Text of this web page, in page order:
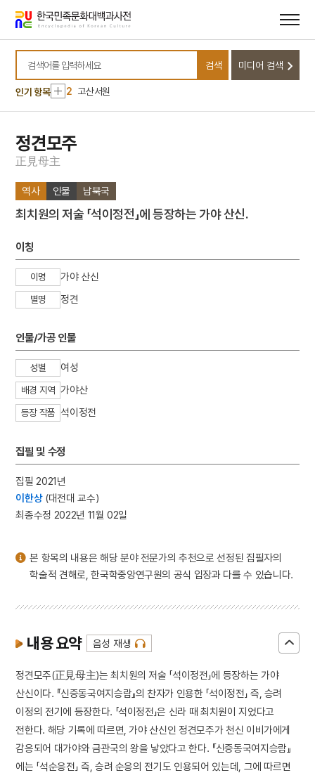
바로가기
바로가기
검색어를 입력하세요
검색 미디어 검색
인기 항목
10 운산광산
1 정운유
2 고산서원
3 북조선임시인민위원회
4
5
7
금성대군
8 생명파
10 운산광산
1
정운유
2 고산서원
4
5 주석
6 고려영화협회
7
금성대군
정견모주
正 見母主
역사 인물 남북국
최치원의 저술 「석이정전」에 등장하는 가야 산신.
이칭
이명 가야 산신
별명 정견
인물/가공 인물
성별 여성
배경 지역 가야산
등장 작품 석이정전
집필 및 수정
집필 2021년
이한상 (대전대 교수)
최종수정 2022년 11월 02일
본 항목의 내용은 해당 분야 전문가의 추천으로 선정된 집필자의
학술적 견해로, 한국학중앙연구원의 공식 입장과 다를 수 있습니다.
내용 요약 음성 재생
정견모주(正見母主)는 최치원의 저술 「석이정전」에 등장하는 가야
산신이다. 『신증동국여지승람』의 찬자가 인용한 「석이정전」 즉, 승려
이정의 전기에 등장한다. 「석이정전」은 신라 때 최치원이 지었다고
전한다. 해당 기록에 따르면, 가야 산신인 정견모주가 천신 이비가에게
감응되어 대가야와 금관국의 왕을 낳았다고 한다. 『신증동국여지승람』
에는 「석순응전」 즉, 승려 순응의 전기도 인용되어 있는데, 그에 따르면